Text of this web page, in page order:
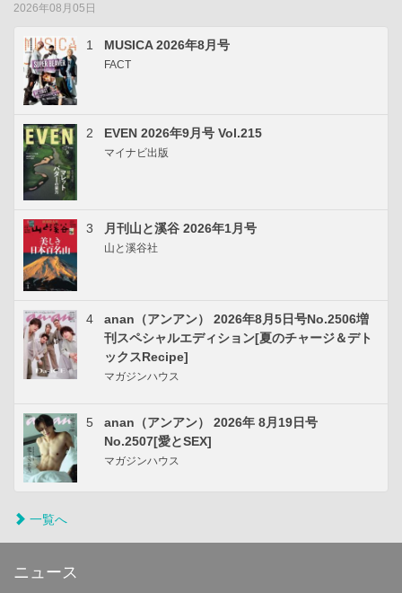
2026年08月05日
1 MUSICA 2026年8月号
FACT
2 EVEN 2026年9月号 Vol.215
マイナビ出版
3 月刊山と溪谷 2026年1月号
山と溪谷社
4
anan（アンアン） 2026年8月5日号No.2506増
刊スペシャルエディション[夏のチャージ＆デト
ックスRecipe]
マガジンハウス
5
anan（アンアン） 2026年 8月19日号
No.2507[愛とSEX]
マガジンハウス
一覧へ
ニュース